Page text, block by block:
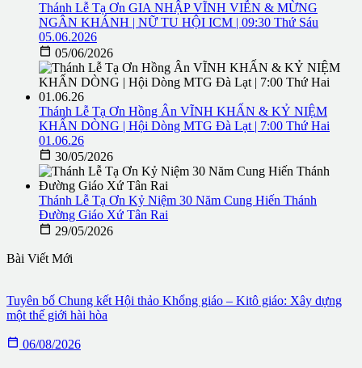
Thánh Lễ Tạ Ơn GIA NHẬP VĨNH VIỄN & MỪNG
NGÂN KHÁNH | NỮ TU HỘI ICM | 09:30 Thứ Sáu
05.06.2026
 05/06/2026
Thánh Lễ Tạ Ơn Hồng Ân VĨNH KHẤN & KỶ NIỆM
KHẤN DÒNG | Hội Dòng MTG Đà Lạt | 7:00 Thứ Hai
01.06.26
 30/05/2026
Thánh Lễ Tạ Ơn Kỷ Niệm 30 Năm Cung Hiến Thánh
Đường Giáo Xứ Tân Rai
 29/05/2026
Bài Viết Mới
Tuyên bố Chung kết Hội thảo Khổng giáo – Kitô giáo: Xây dựng
một thế giới hài hòa
 06/08/2026